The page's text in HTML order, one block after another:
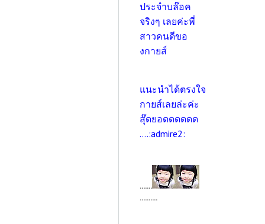
ประจำบล๊อค
จริงๆ เลยค่ะพี่
สาวคนดีขอ
งกายส์
แนะนำได้ตรงใจ
กายส์เลยล่ะค่ะ
สุ๊ดยอดดดดดด
....:admire2:
.......
..........